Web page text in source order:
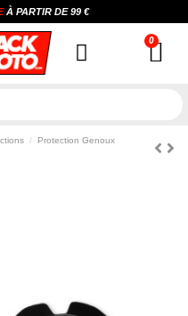
À PARTIR DE99 €
Protection Genoux